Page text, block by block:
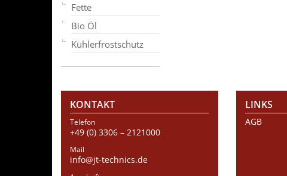
Fette
Bio Öl
Kühlerfrostschutz
KONTAKT
Telefon
+49 (0) 3306 – 2121000
Mail
info@jt-technics.de
LINKS
AGB